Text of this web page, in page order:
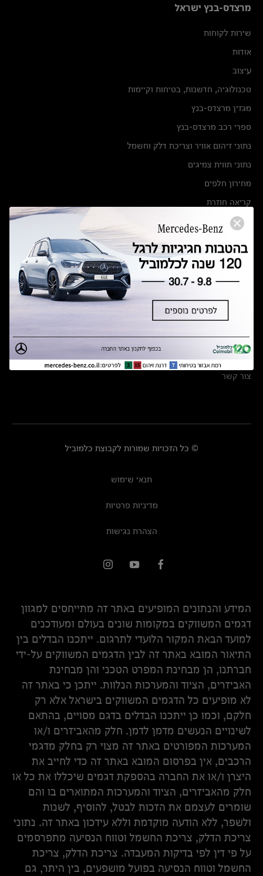
מרצדס-בנץ ישראל
שירות לקוחות
אודות
עיצוב
טכנולוגיה, חדשנות, בטיחות וקיימות
מגזין מרצדס-בנץ
ספרי רכב מרצדס-בנץ
נתוני זיהום אוויר וצריכת דלק וחשמל
נתוני תווית צמיגים
מחירון חלפים
קריאה חוזרת
הודעה על הטבות לרכבי מרצדס בהסדר פשרה בתצ 56447-02-19
תקנון ימי מכירות 120 לכלמוביל
מצאו אותנו
אולמות תצוגה
מרכזי שירות
צור קשר
© כל הזכויות שמורות לקבוצת כלמוביל
תנאי שימוש
מדיניות פרטיות
הצהרת נגישות
המידע והנתונים המופיעים באתר זה מתייחסים למגוון
דגמים המשווקים במקומות שונים בעולם ומעודכנים
למועד הבאת המקור הלועדי לתרגום. ייתכנו הבדלים בין
התיאור המובא באתר זה לבין הדגמים המשווקים על-ידי
חברתנו, הן מבחינת המפרט הטכני והן מבחינת
האביזרים, הציוד והמערכות הנלוות. ייתכן כי באתר זה
לא מופיעים כל הדגמים המשווקים בישראל אלא רק
חלקם, וכמו כן ייתכנו הבדלים בדגם מסויים, בהתאם
לשינויים הנעשים מדמן לדמן. חלק מהאביזרים ו/או
המערכות המפורטים באתר זה מצוי רק בחלק מדגמי
הרכבים, אין בפרסום המובא באתר זה כדי לחייב את
היצרן ו/או את החברה בהספקת דגמים שיכללו את כל או
חלק מהאביזרים, הציוד והמערכות המתוארים בו והם
שומרים לעצמם את הזכות לבטל, להוסיף, לשנות
ולשפר, ללא הודעה מוקדמת וללא עידכון באתר זה. נתוני
צריכת הדלק, צריכת החשמל וטווח הנסיעה מתפרסמים
על פי דין לפי בדיקות המעבדה. צריכת הדלק, צריכת
החשמל וטווח הנסיעה בפועל מושפעים, בין היתר, גם